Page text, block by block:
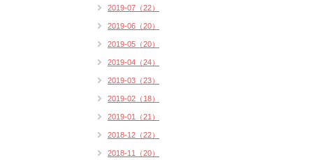
2019-07（22）
2019-06（20）
2019-05（20）
2019-04（24）
2019-03（23）
2019-02（18）
2019-01（21）
2018-12（22）
2018-11（20）